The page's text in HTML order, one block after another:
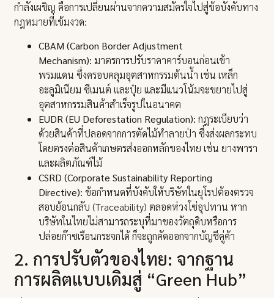
กำลังเผชิญ คือการเปลี่ยนผ่านจากความสมัครใจไปสู่ข้อบังคับทาง
กฎหมายที่เข้มงวด:
CBAM (Carbon Border Adjustment
Mechanism): มาตรการปรับราคาคาร์บอนก่อนเข้า
พรมแดน ซึ่งครอบคลุมอุตสาหกรรมต้นน้ำ เช่น เหล็ก
อะลูมิเนียม ซีเมนต์ และปุ๋ย และมีแนวโน้มจะขยายไปสู่
อุตสาหกรรมสินค้าสำเร็จรูปในอนาคต
EUDR (EU Deforestation Regulation): กฎระเบียบว่า
ด้วยสินค้าที่ปลอดจากการตัดไม้ทำลายป่า ซึ่งส่งผลกระทบ
โดยตรงต่อสินค้าเกษตรส่งออกหลักของไทย เช่น ยางพารา
และผลิตภัณฑ์ไม้
CSRD (Corporate Sustainability Reporting
Directive): ข้อกำหนดที่บังคับให้บริษัทในยุโรปต้องตรวจ
สอบย้อนกลับ (Traceability) ตลอดห่วงโซ่อุปทาน หาก
บริษัทในไทยไม่สามารถระบุที่มาของวัตถุดิบหรือการ
ปล่อยก๊าซเรือนกระจกได้ ก็จะถูกคัดออกจากบัญชีคู่ค้า
2. การปรับตัวของไทย: จากฐาน
การผลิตแบบเดิมสู่ “Green Hub”